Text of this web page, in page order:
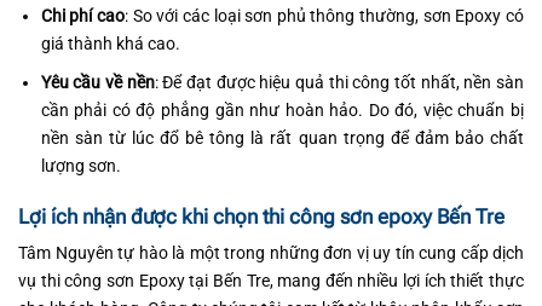
Chi phí cao: So với các loại sơn phủ thông thường, sơn Epoxy có
giá thành khá cao.
Yêu cầu về nền: Để đạt được hiệu quả thi công tốt nhất, nền sàn
cần phải có độ phẳng gần như hoàn hảo. Do đó, việc chuẩn bị
nền sàn từ lúc đổ bê tông là rất quan trọng để đảm bảo chất
lượng sơn.
Lợi ích nhận được khi chọn thi công sơn epoxy Bến Tre
Tâm Nguyên tự hào là một trong những đơn vị uy tín cung cấp dịch
vụ thi công sơn Epoxy tại Bến Tre, mang đến nhiều lợi ích thiết thực